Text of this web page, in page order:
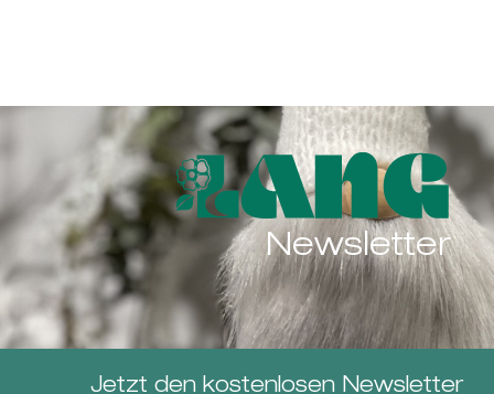
Newsletter
Jetzt den kostenlosen Newsletter